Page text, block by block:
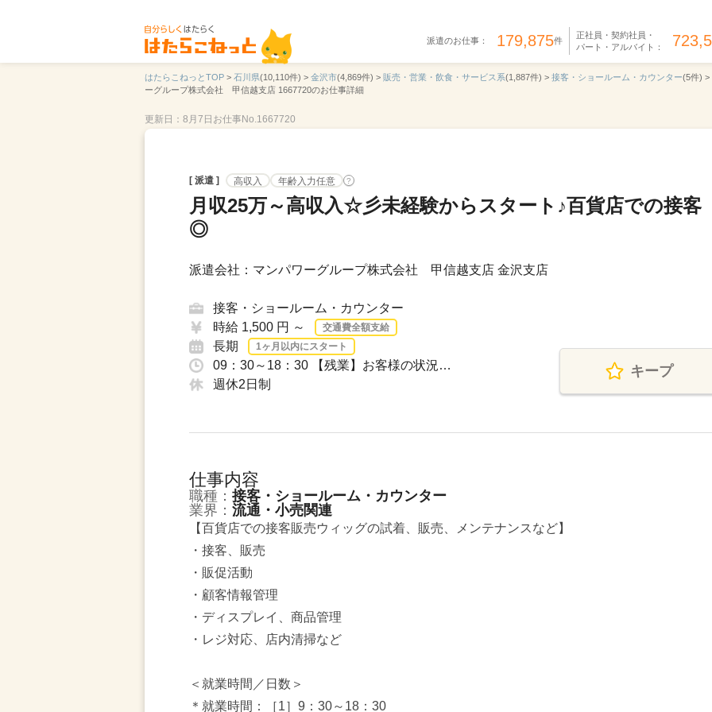
派遣のお仕事： 179,875件
正社員・契約社員・
パート・アルバイト：
はたらこねっとTOP > 石川県(10,110件) > 金沢市(4,869件) > 販売・営業・飲食・サービス系(1,887件) > 接客・ショールーム・カウンター(5件) >
ーグループ株式会社 甲信越支店 1667720のお仕事詳細
更新日：8月7日 お仕事No.1667720
[ 派遣 ] 高収入 年齢入力任意 ?
月収25万～高収入☆彡未経験からスタート♪百貨店での接客
◎
派遣会社：マンパワーグループ株式会社 甲信越支店 金沢支店
接客・ショールーム・カウンター
時給 1,500 円 ～
交通費全額支給
長期 1ヶ月以内にスタート
09：30～18：30 【残業】お客様の状況…
週休2日制
キープ
仕事内容
職種： 接客・ショールーム・カウンター
業界： 流通・小売関連
【百貨店での接客販売ウィッグの試着、販売、メンテナンスなど】
・接客、販売
・販促活動
・顧客情報管理
・ディスプレイ、商品管理
・レジ対応、店内清掃など
＜就業時間／日数＞
＊就業時間：［1］9：30～18：30